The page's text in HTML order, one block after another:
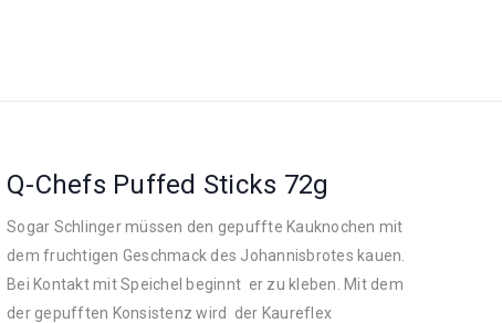
Q-Chefs Puffed Sticks 72g
Sogar Schlinger müssen den gepuffte Kauknochen mit
dem fruchtigen Geschmack des Johannisbrotes kauen.
Bei Kontakt mit Speichel beginnt er zu kleben. Mit dem
der gepufften Konsistenz wird der Kaureflex